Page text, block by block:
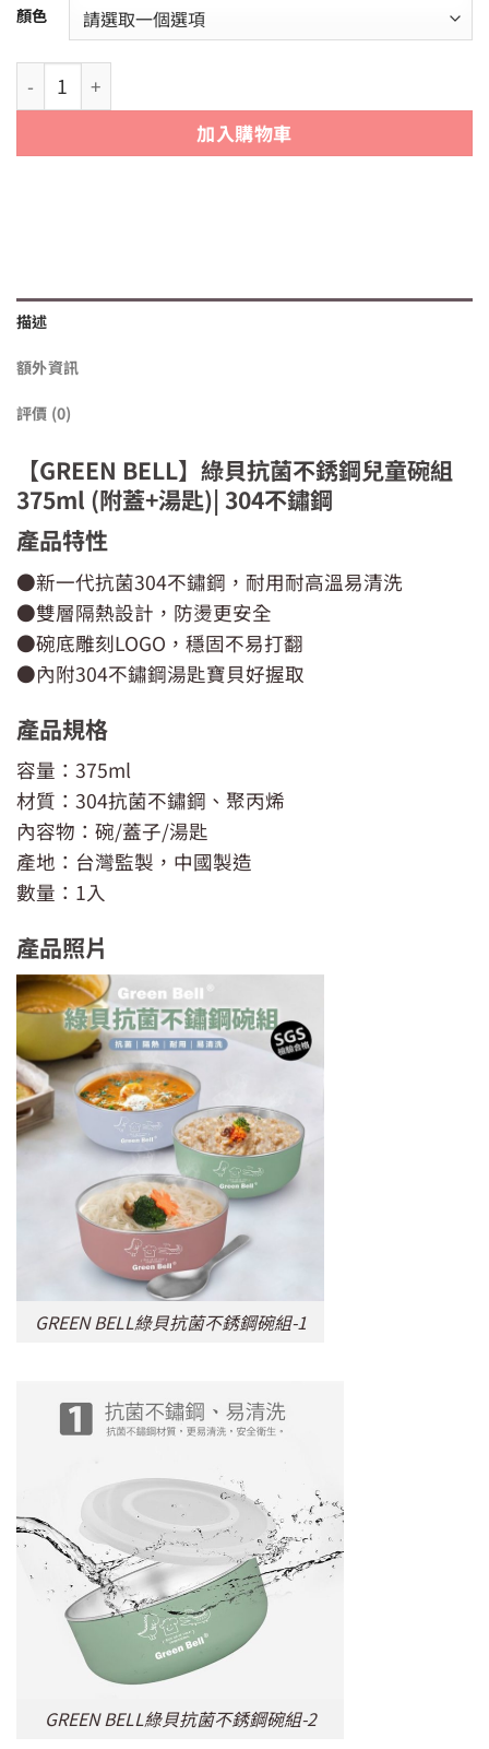
顏色
【GREEN BELL】綠貝抗菌不銹鋼兒童碗組 375ml (附蓋+湯
加入購物車
描述
額外資訊
評價 (0)
【GREEN BELL】綠貝抗菌不銹鋼兒童碗組
375ml (附蓋+湯匙)| 304不鏽鋼
產品特性
●新一代抗菌304不鏽鋼，耐用耐高溫易清洗
●雙層隔熱設計，防燙更安全
●碗底雕刻LOGO，穩固不易打翻
●內附304不鏽鋼湯匙寶貝好握取
產品規格
容量：375ml
材質：304抗菌不鏽鋼、聚丙烯
內容物：碗/蓋子/湯匙
產地：台灣監製，中國製造
數量：1入
產品照片
GREEN BELL綠貝抗菌不銹鋼碗組-1
GREEN BELL綠貝抗菌不銹鋼碗組-2